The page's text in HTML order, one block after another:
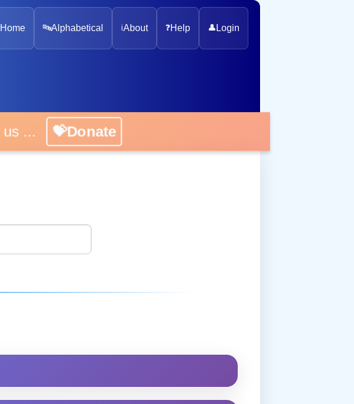
Home 🔤Alphabetical ℹ️About ❓Help 👤Login
us ... 💝Donate